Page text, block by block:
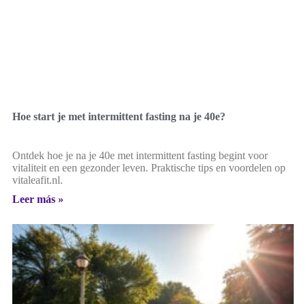
Hoe start je met intermittent fasting na je 40e?
Ontdek hoe je na je 40e met intermittent fasting begint voor
vitaliteit en een gezonder leven. Praktische tips en voordelen op
vitaleafit.nl.
Leer más »